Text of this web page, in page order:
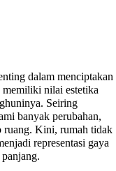
dalam menciptakan
nilai estetika
Seiring
banyak perubahan,
ruang. Kini, rumah tidak
representasi gaya